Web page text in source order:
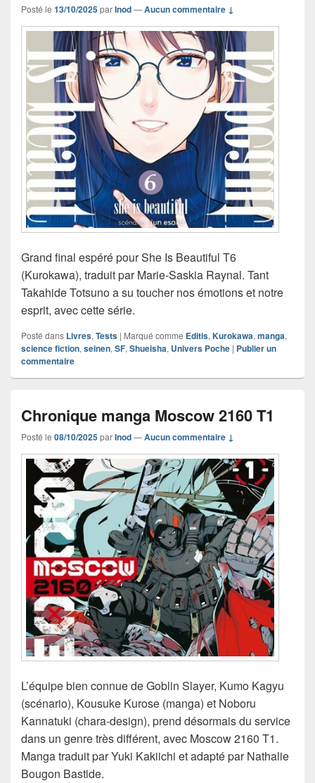
Posté le 13/10/2025parInod—Aucun commentaire ↓
Grand final espéré pour She Is Beautiful T6
(Kurokawa), traduit par Marie-Saskia Raynal. Tant
Takahide Totsuno a su toucher nos émotions et notre
esprit, avec cette série.
Posté dans Livres,Tests | Marqué comme Editis,Kurokawa,manga,
science fiction,seinen,SF,Shueisha, Univers Poche | Publier un
commentaire
Chronique manga Moscow 2160 T1
Posté le 08/10/2025parInod—Aucun commentaire ↓
L’équipe bien connue de Goblin Slayer, Kumo Kagyu
(scénario), Kousuke Kurose (manga) et Noboru
Kannatuki (chara-design), prend désormais du service
dans un genre très différent, avec Moscow 2160 T1.
Manga traduit par Yuki Kakiichi et adapté par Nathalie
Bougon Bastide.